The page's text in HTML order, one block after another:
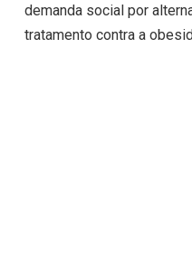
demanda social por
tratamento contra a